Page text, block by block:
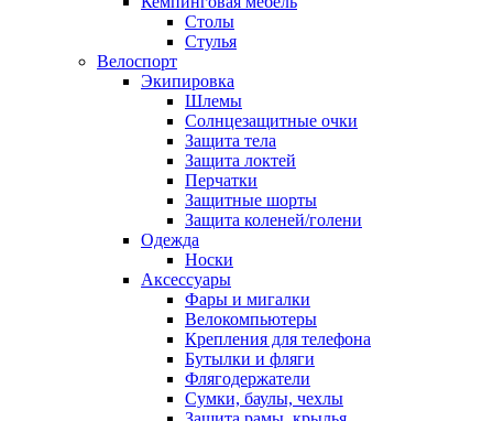
Столы
Стулья
Велоспорт
Экипировка
Шлемы
Солнцезащитные очки
Защита тела
Защита локтей
Перчатки
Защитные шорты
Защита коленей/голени
Одежда
Носки
Аксессуары
Фары и мигалки
Велокомпьютеры
Крепления для телефона
Бутылки и фляги
Флягодержатели
Сумки, баулы, чехлы